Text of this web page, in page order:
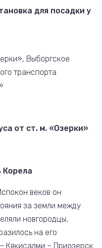
для посадки у
Выборгское
транспорта
от ст. м. «Озерки»
Корела
веков он
за земли между
новгородцы,
на его
Кякисалми – Приозерск.